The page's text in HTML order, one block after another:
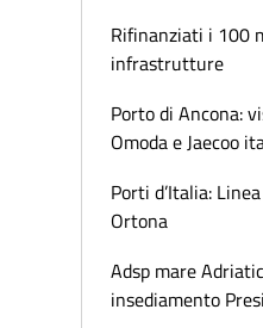
Rifinanziati i 100
infrastrutture
Porto di Ancona:
Omoda e Jaecoo
Porti d’Italia:
Ortona
Adsp mare
insediamento